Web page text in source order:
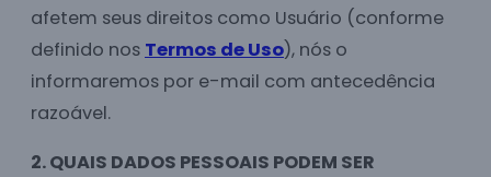
afetem seus direitos como Usuário (conforme
definido nos Termos de Uso), nós o
informaremos por e-mail com antecedência
razoável.
2. QUAIS DADOS PESSOAIS PODEM SER